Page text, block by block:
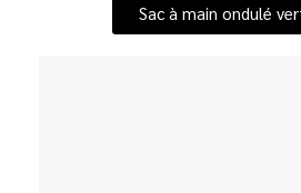
Sac à main ondulé